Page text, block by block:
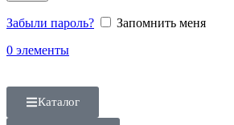
Забыли пароль?
Запомнить меня
0 элементы
Каталог